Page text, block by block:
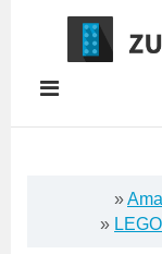
Springe
Inhalt
»
»